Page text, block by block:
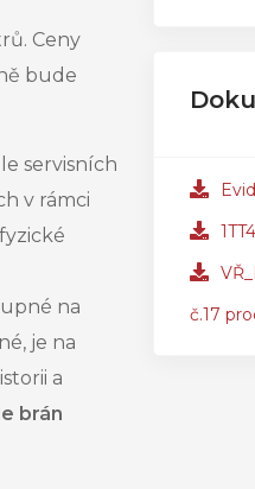
Ceny
bude
servisních
v rámci
na
je na
a
brán
č.17